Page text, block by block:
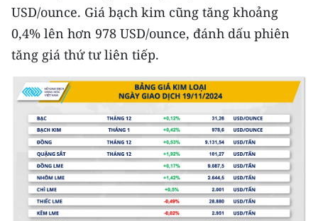
CHƯƠNG TRÌNH OCOP - MỖI XÃ
MỘT SẢN PHẨM
RADIO
MEDIA CENTER
E-Magazine
Video
Media Chính trị
USD/ounce. Giá bạch kim cũng tăng khoảng
0,4% lên hơn 978 USD/ounce, đánh dấu phiên
tăng giá thứ tư liên tiếp.